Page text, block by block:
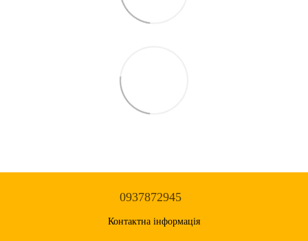
0937872945
Контактна інформація